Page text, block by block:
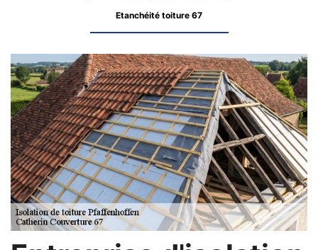
Etanchéité toiture 67